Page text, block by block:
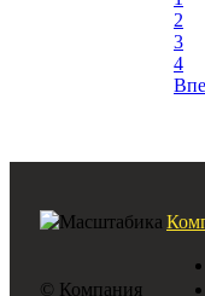
2
3
4
© Компания